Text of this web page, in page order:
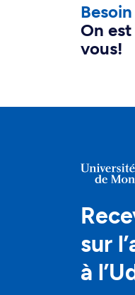
Besoin
On
vous!
sur
à